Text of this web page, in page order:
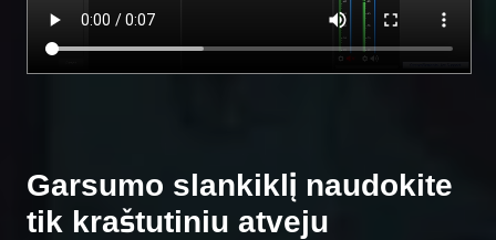
Garsumo slankiklį naudokite
tik kraštutiniu atveju